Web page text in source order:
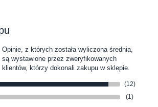
Opinie, z których została wyliczona średnia,
są wystawione przez zweryfikowanych
klientów, którzy dokonali zakupu w sklepie.
(12)
(1)